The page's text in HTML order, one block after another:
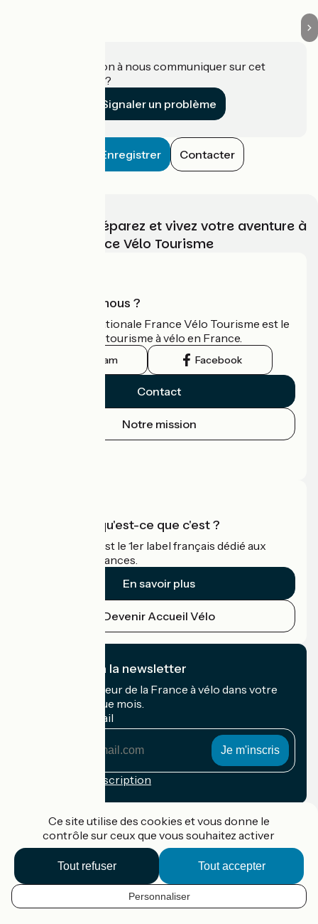
FR
Une information à nous communiquer sur cet
établissement ?
Signaler un problème
Enregistrer Contacter
Choisissez, préparez et vivez votre aventure à
vélo avec France Vélo Tourisme
Qui sommes-nous ?
L'association nationale France Vélo Tourisme est le
guide officiel du tourisme à vélo en France.
Instagram Facebook
Contact
Notre mission
Accueil Vélo qu'est-ce que c'est ?
Accueil Vélo c'est le 1er label français dédié aux
cyclistes en vacances.
En savoir plus
Devenir Accueil Vélo
Je m'abonne à la newsletter
Recevez le meilleur de la France à vélo dans votre
boîte mail chaque mois.
Mon adresse mail
Conditions d'inscription
Accueil Vélo Pro
Contact
Mentions légales
Ce site utilise des cookies et vous donne le
contrôle sur ceux que vous souhaitez activer
Tout accepter
Tout refuser
Personnaliser